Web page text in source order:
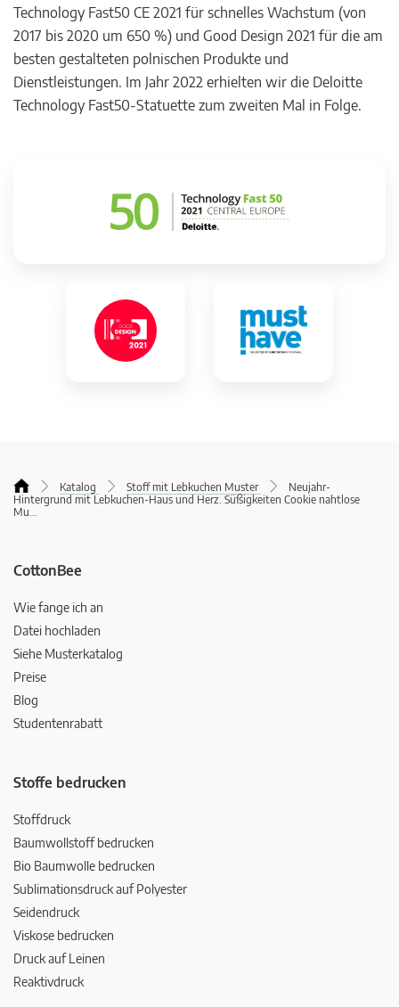
Technology Fast50 CE 2021 für schnelles Wachstum (von
2017 bis 2020 um 650 %) und Good Design 2021 für die am
besten gestalteten polnischen Produkte und
Dienstleistungen. Im Jahr 2022 erhielten wir die Deloitte
Technology Fast50-Statuette zum zweiten Mal in Folge.
Katalog Stoff mit Lebkuchen Muster
Neujahr-
Hintergrund mit Lebkuchen-Haus und Herz. Süßigkeiten Cookie nahtlose
Mu...
CottonBee
Wie fange ich an
Datei hochladen
Siehe Musterkatalog
Preise
Blog
Studentenrabatt
Stoffe bedrucken
Stoffdruck
Baumwollstoff bedrucken
Bio Baumwolle bedrucken
Sublimationsdruck auf Polyester
Seidendruck
Viskose bedrucken
Druck auf Leinen
Reaktivdruck